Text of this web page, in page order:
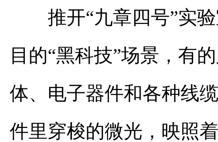
推开“九章四号”实验
目的“黑科技”场景，有
体、电子器件和各种线
件里穿梭的微光，映照